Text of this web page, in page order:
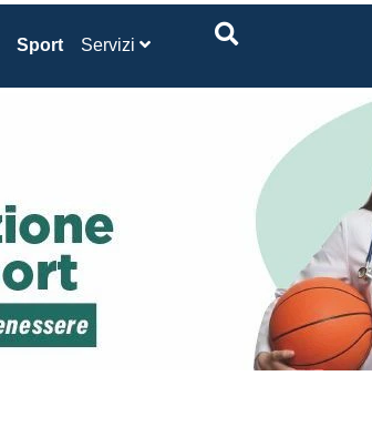
Sport Servizi